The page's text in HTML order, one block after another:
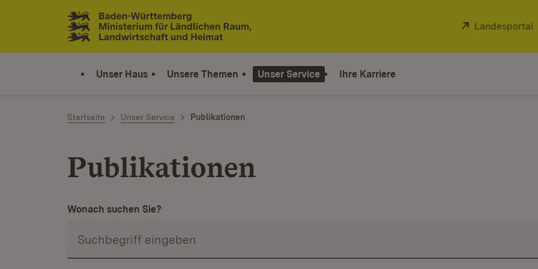
Zum Inhalt springen
Link zur Startseite
Extern:
Landesportal
Unser Haus Unsere Themen Unser Service Ihre Karriere
Startseite Unser Service Publikationen
Publikationen
Wonach suchen Sie?